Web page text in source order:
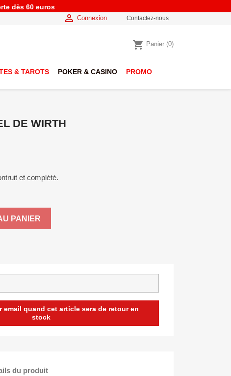
dès 60 euros
 Connexion Contactez-nous
shopping_cart Panier (0)
& TAROTS POKER & CASINO PROMO
DE WIRTH
et complété.
PANIER
email quand cet article sera de retour en
stock
du produit